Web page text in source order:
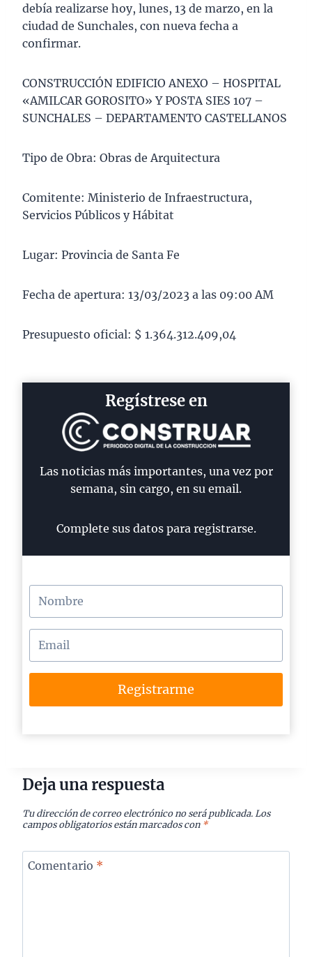
debía realizarse hoy, lunes, 13 de marzo, en la
ciudad de Sunchales, con nueva fecha a
confirmar.
CONSTRUCCIÓN EDIFICIO ANEXO – HOSPITAL
«AMILCAR GOROSITO» Y POSTA SIES 107 –
SUNCHALES – DEPARTAMENTO CASTELLANOS
Tipo de Obra: Obras de Arquitectura
Comitente: Ministerio de Infraestructura,
Servicios Públicos y Hábitat
Lugar: Provincia de Santa Fe
Fecha de apertura: 13/03/2023 a las 09:00 AM
Presupuesto oficial: $ 1.364.312.409,04
Regístrese en
Las noticias más importantes, una vez por
semana, sin cargo, en su email.
Complete sus datos para registrarse.
Registrarme
Deja una respuesta
Tu dirección de correo electrónico no será publicada. Los
campos obligatorios están marcados con *
Comentario *